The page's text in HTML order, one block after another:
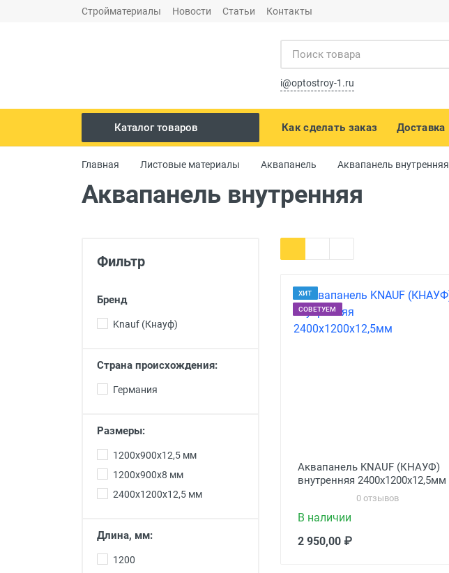
Стройматериалы Новости Статьи Контакты
i@optostroy-1.ru
Сухие строительные смеси
Утеплитель и теплоизоляция
составные части скатной
крыши
Пиломатериалы
Пена монтажная, герметики,
Крепежи
Металлопрокат: отп и розница
Сантехника
Каталог товаров Как сделать заказ Доставка
Главная Листовые материалы Аквапанель Аквапанель внутренняя
Аквапанель внутренняя
Фильтр
Бренд
Knauf (Кнауф)
Страна происхождения:
Германия
Размеры:
1200х900х12,5 мм
1200х900х8 мм
2400х1200х12,5 мм
Длина, мм:
1200
ХИТ
СОВЕТУЕМ
Аквапанель KNAUF (КНАУФ)
внутренняя 2400х1200х12,5мм
0 отзывов
В наличии
2 950,00 ₽